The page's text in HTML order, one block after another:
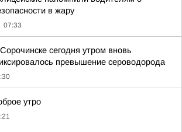
в жару
07:33
сегодня утром вновь
превышение сероводорода
утро